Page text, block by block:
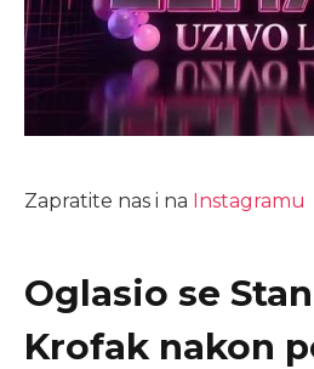
Zapratite nas i na Instagramu
Oglasio se
Krofak nakon